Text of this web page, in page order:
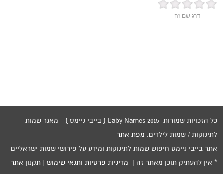
דרג שם זה
כל הזכויות שמורות 2015 Baby Names ( בייבי ניימס ) - מאגר שמות
לתינוקות / שמות לילדים. מפת אתר
אתר בייבי ניימס חיפוש שמות לתינוקות ומידע על פירושי שמות ישראליים
* אין להעתיק תוכן מאתר זה | מדיניות פרטיות ותנאי שימוש תקנון אתר